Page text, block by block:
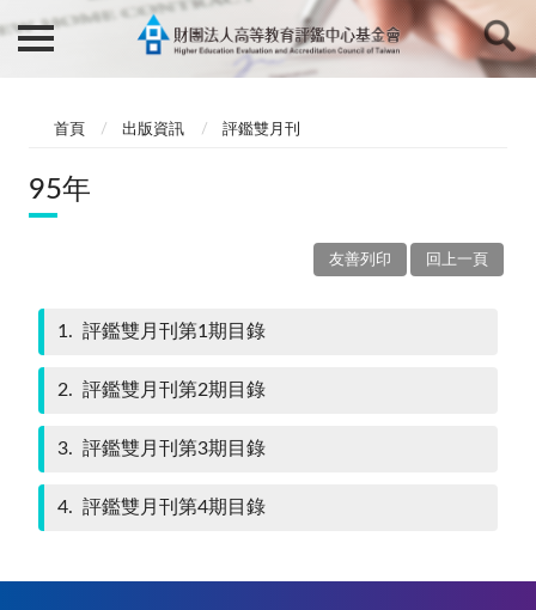
首頁 出版資訊 評鑑雙月刊
95年
回上一頁
友善列印
1 評鑑雙月刊第1期目錄
2 評鑑雙月刊第2期目錄
3 評鑑雙月刊第3期目錄
4 評鑑雙月刊第4期目錄